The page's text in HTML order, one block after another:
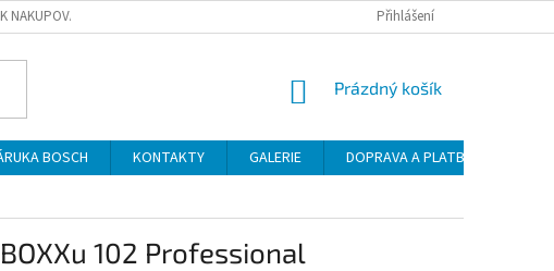
NAKUPOVAT Přihlášení
NÁKUPNÍ
Prázdný košík
BOSCH KONTAKTY GALERIE DOPRAVA A PLATBA
102 Professional